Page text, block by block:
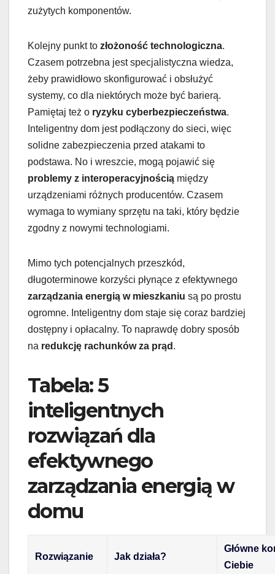
zużytych komponentów.
Kolejny punkt to złożoność technologiczna.
Czasem potrzebna jest specjalistyczna wiedza,
żeby prawidłowo skonfigurować i obsłużyć
systemy, co dla niektórych może być barierą.
Pamiętaj też o ryzyku cyberbezpieczeństwa.
Inteligentny dom jest podłączony do sieci, więc
solidne zabezpieczenia przed atakami to
podstawa. No i wreszcie, mogą pojawić się
problemy z interoperacyjnością między
urządzeniami różnych producentów. Czasem
wymaga to wymiany sprzętu na taki, który będzie
zgodny z nowymi technologiami.
Mimo tych potencjalnych przeszkód,
długoterminowe korzyści płynące z efektywnego
zarządzania energią w mieszkaniu są po prostu
ogromne. Inteligentny dom staje się coraz bardziej
dostępny i opłacalny. To naprawdę dobry sposób
na redukcję rachunków za prąd .
Tabela: 5
inteligentnych
rozwiązań dla
efektywnego
zarządzania energią w
domu
Rozwiązanie Jak działa?
Główne
Ciebie